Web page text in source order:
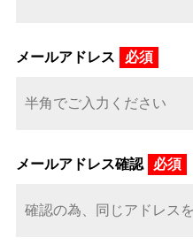
メールアドレス 必須
メールアドレス確認 必須